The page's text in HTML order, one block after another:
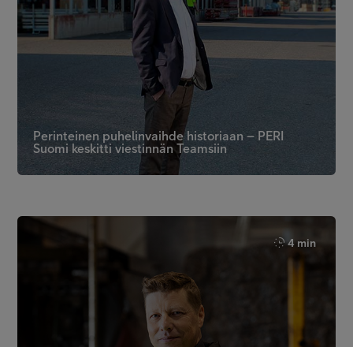
Perinteinen puhelinvaihde historiaan – PERI
Suomi keskitti viestinnän Teamsiin
4 min